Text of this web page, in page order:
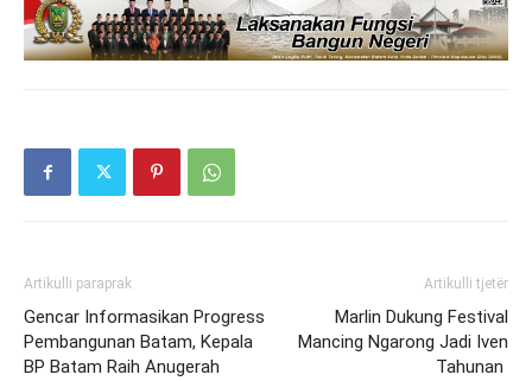
Artikulli paraprak
Gencar Informasikan Progress
Pembangunan Batam, Kepala
BP Batam Raih Anugerah
Artikulli tjetër
Marlin Dukung Festival
Mancing Ngarong Jadi Iven
Tahunan